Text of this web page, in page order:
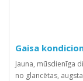
Gaisa
Jauna, mūsdienīga
no glancētas,